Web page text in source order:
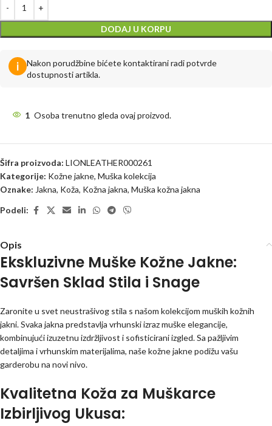
DODAJ U KORPU
i
Nakon porudžbine bićete kontaktirani radi potvrde
dostupnosti artikla.
1 Osoba trenutno gleda ovaj proizvod.
Šifra proizvoda: LIONLEATHER000261
Kategorije: Kožne jakne, Muška kolekcija
Oznake: Jakna, Koža, Kožna jakna, Muška kožna jakna
Podeli:
Opis
Ekskluzivne Muške Kožne Jakne:
Savršen Sklad Stila i Snage
Zaronite u svet neustrašivog stila s našom kolekcijom muških kožnih
jakni. Svaka jakna predstavlja vrhunski izraz muške elegancije,
kombinujući izuzetnu izdržljivost i sofisticirani izgled. Sa pažljivim
detaljima i vrhunskim materijalima, naše kožne jakne podižu vašu
garderobu na novi nivo.
Kvalitetna Koža za Muškarce
Izbirljivog Ukusa: